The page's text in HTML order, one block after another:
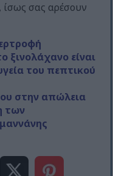
σας αρέσουν
ξινολάχανο είναι
του πεπτικού
στην απώλεια
των